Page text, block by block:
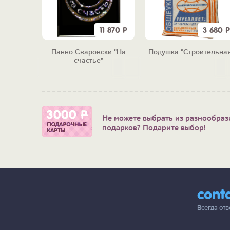
11 870 Р
Панно Сваровски "На
счастье"
3 680 Р
Подушка
Не можете выбрать из
подарков? Подарите выбор!
Всегда